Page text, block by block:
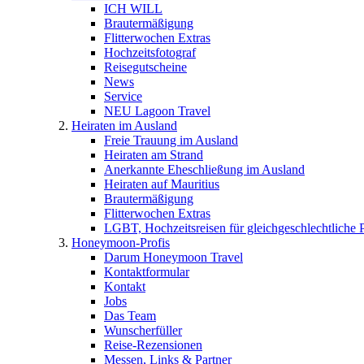
ICH WILL
Brautermäßigung
Flitterwochen Extras
Hochzeitsfotograf
Reisegutscheine
News
Service
NEU Lagoon Travel
Heiraten im Ausland
Freie Trauung im Ausland
Heiraten am Strand
Anerkannte Eheschließung im Ausland
Heiraten auf Mauritius
Brautermäßigung
Flitterwochen Extras
LGBT, Hochzeitsreisen für gleichgeschlechtliche
Honeymoon-Profis
Darum Honeymoon Travel
Kontaktformular
Kontakt
Jobs
Das Team
Wunscherfüller
Reise-Rezensionen
Messen, Links & Partner